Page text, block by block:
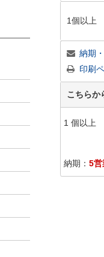
1個以上
納期
印刷
こちらか
1 個以上
納期： 5営